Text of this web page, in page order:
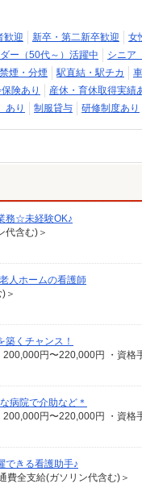
歓迎 新卒・第二新卒歓迎 女
ー（50代～）活躍中 シニア
禁煙・分煙 駅直結・駅チカ
険あり 産休・育休取得実績
あり
制服貸与 研修制度あり
務☆未経験OK♪
含む)＞
人ホームの看護師
＞
くチャンス！
病院で介助など＊
きる看護助手♪
全支給(ガソリン代含む)＞